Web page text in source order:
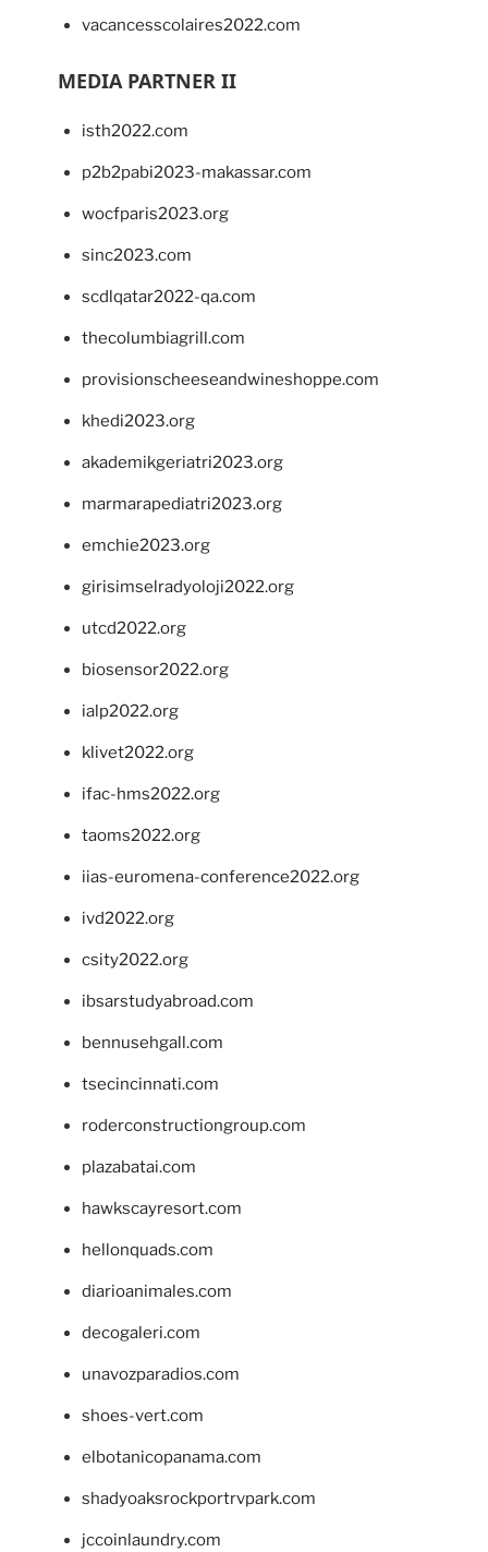
vacancesscolaires2022.com
MEDIA PARTNER II
isth2022.com
p2b2pabi2023-makassar.com
wocfparis2023.org
sinc2023.com
scdlqatar2022-qa.com
thecolumbiagrill.com
provisionscheeseandwineshoppe.com
khedi2023.org
akademikgeriatri2023.org
marmarapediatri2023.org
emchie2023.org
girisimselradyoloji2022.org
utcd2022.org
biosensor2022.org
ialp2022.org
klivet2022.org
ifac-hms2022.org
taoms2022.org
iias-euromena-conference2022.org
ivd2022.org
csity2022.org
ibsarstudyabroad.com
bennusehgall.com
tsecincinnati.com
roderconstructiongroup.com
plazabatai.com
hawkscayresort.com
hellonquads.com
diarioanimales.com
decogaleri.com
unavozparadios.com
shoes-vert.com
elbotanicopanama.com
shadyoaksrockportrvpark.com
jccoinlaundry.com